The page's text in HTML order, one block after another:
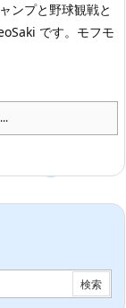
ンプと野球観戦と
です。モフモ